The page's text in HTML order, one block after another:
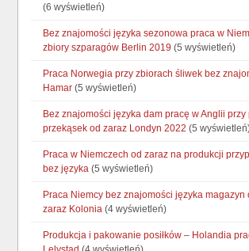
(6 wyświetleń)
Bez znajomości języka sezonowa praca w
zbiory szparagów Berlin 2019 (5 wyświetleń)
Praca Norwegia przy zbiorach śliwek bez
Hamar (5 wyświetleń)
Bez znajomości języka dam pracę w Anglii
przekąsek od zaraz Londyn 2022 (5
Praca w Niemczech od zaraz na produkcji
bez języka (5 wyświetleń)
Praca Niemcy bez znajomości języka magazyn
zaraz Kolonia (4 wyświetleń)
Produkcja i pakowanie posiłków – Holandia